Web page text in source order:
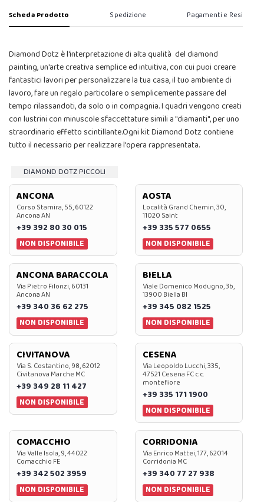
Scheda Prodotto Spedizione Pagamenti e Resi
Diamond Dotz è l'interpretazione di alta qualità del diamond
painting, un'arte creativa semplice ed intuitiva, con cui puoi creare
fantastici lavori per personalizzare la tua casa, il tuo ambiente di
lavoro, fare un regalo particolare o semplicemente passare del
tempo rilassandoti, da solo o in compagnia. I quadri vengono creati
con lustrini con minuscole sfaccettature simili a "diamanti", per uno
straordinario effetto scintillante.Ogni kit Diamond Dotz contiene
tutto il necessario per realizzare l'opera rappresentata.
DIAMOND DOTZ PICCOLI
ANCONA
Corso Stamira, 55, 60122
Ancona AN
+39 392 80 30 015
NON DISPONIBILE
AOSTA
Località Grand Chemin, 30,
11020 Saint
+39 335 577 0655
NON DISPONIBILE
ANCONA BARACCOLA
Via Pietro Filonzi, 60131
Ancona AN
+39 340 36 62 275
NON DISPONIBILE
BIELLA
Viale Domenico Modugno, 3b,
13900 Biella BI
+39 345 082 1525
NON DISPONIBILE
CIVITANOVA
Via S. Costantino, 98, 62012
Civitanova Marche MC
+39 349 28 11 427
NON DISPONIBILE
CESENA
Via Leopoldo Lucchi, 335,
47521 Cesena FC c.c.
montefiore
+39 335 171 1900
NON DISPONIBILE
COMACCHIO
Via Valle Isola, 9, 44022
Comacchio FE
+39 342 502 3959
NON DISPONIBILE
CORRIDONIA
Via Enrico Mattei, 177, 62014
Corridonia MC
+39 340 77 27 938
NON DISPONIBILE